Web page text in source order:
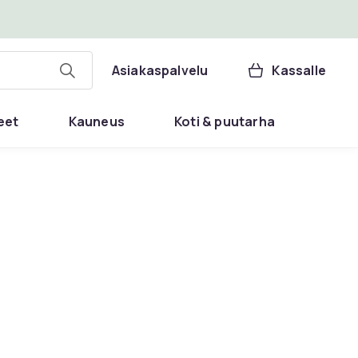
Asiakaspalvelu Kassalle
Kauneus Koti & puutarha